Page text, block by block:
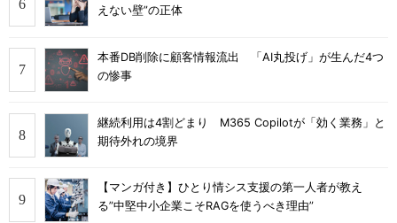
えない壁”の正体
本番DB削除に顧客情報流出 「AI丸投げ」が生んだ4つ
の惨事
継続利用は4割どまり M365 Copilotが「効く業務」と
期待外れの境界
【マンガ付き】ひとり情シス支援の第一人者が教え
る”中堅中小企業こそRAGを使うべき理由”